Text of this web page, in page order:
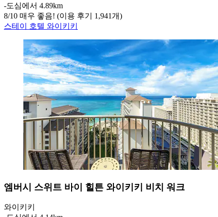
‐도심에서 4.89km
8/10 매우 좋음! (이용 후기 1,941개)
스테이 호텔 와이키키
엠버시 스위트 바이 힐튼 와이키키 비치 워크
와이키키